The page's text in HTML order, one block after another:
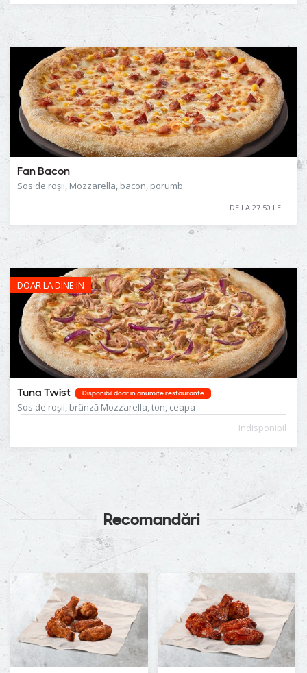
Fan Bacon
Sos de roșii, Mozzarella, bacon, porumb
DE LA 27.50 LEI
DOAR LA DINE IN
Tuna Twist Disponibil doar in anumite restaurante
Sos de roșii, brânză Mozzarella, ton, ceapa
Indisponibil
Recomandări